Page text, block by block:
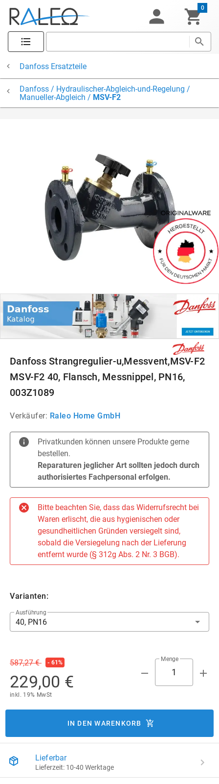
0
Danfoss Ersatzteile
Danfoss / Hydraulischer-Abgleich-und-Regelung /
Manueller-Abgleich / MSV-F2
Danfoss Strangregulier-u,Messvent,MSV-F2
MSV-F2 40, Flansch, Messnippel, PN16,
003Z1089
Verkäufer: Raleo Home GmbH
Privatkunden können unsere Produkte gerne
bestellen.
Reparaturen jeglicher Art sollten jedoch durch
authorisiertes Fachpersonal erfolgen.
Bitte beachten Sie, dass das Widerrufsrecht bei
Waren erlischt, die aus hygienischen oder
gesundheitlichen Gründen versiegelt sind,
sobald die Versiegelung nach der Lieferung
entfernt wurde (§ 312g Abs. 2 Nr. 3 BGB).
Varianten:
Ausführung
40, PN16
587,27 € - 61%
229,00 €
inkl. 19% MwSt
Menge
IN DEN WARENKORB
Lieferbar
Lieferzeit: 10-40 Werktage